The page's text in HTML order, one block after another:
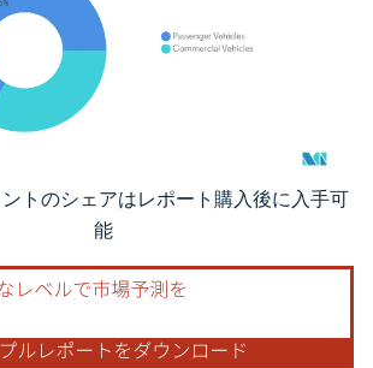
。再利用にはCC BY 4.0の表示が必要です。
トのシェアはレポート購入後に入手可
能